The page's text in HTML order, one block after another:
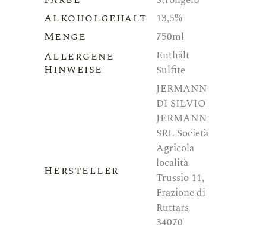
Alkoholgehalt 13,5%
Menge 750ml
Allergene
Hinweise
Enthält
Sulfite
Hersteller
JERMANN
DI SILVIO
JERMANN
SRL Società
Agricola
località
Trussio 11,
Frazione di
Ruttars